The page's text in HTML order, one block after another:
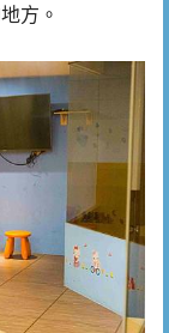
方。